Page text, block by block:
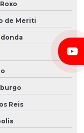
de Meriti
Reis